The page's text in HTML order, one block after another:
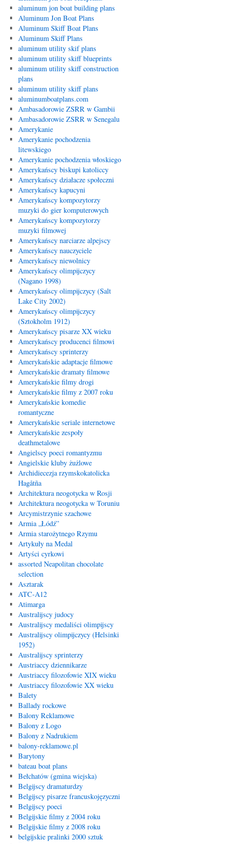
aluminum jon boat building plans
Aluminum Jon Boat Plans
Aluminum Skiff Boat Plans
Aluminum Skiff Plans
aluminum utility skif plans
aluminum utility skiff blueprints
aluminum utility skiff construction
plans
aluminum utility skiff plans
aluminumboatplans.com
Ambasadorowie ZSRR w Gambii
Ambasadorowie ZSRR w Senegalu
Amerykanie
Amerykanie pochodzenia
litewskiego
Amerykanie pochodzenia włoskiego
Amerykańscy biskupi katoliccy
Amerykańscy działacze społeczni
Amerykańscy kapucyni
Amerykańscy kompozytorzy
muzyki do gier komputerowych
Amerykańscy kompozytorzy
muzyki filmowej
Amerykańscy narciarze alpejscy
Amerykańscy nauczyciele
Amerykańscy niewolnicy
Amerykańscy olimpijczycy
(Nagano 1998)
Amerykańscy olimpijczycy (Salt
Lake City 2002)
Amerykańscy olimpijczycy
(Sztokholm 1912)
Amerykańscy pisarze XX wieku
Amerykańscy producenci filmowi
Amerykańscy sprinterzy
Amerykańskie adaptacje filmowe
Amerykańskie dramaty filmowe
Amerykańskie filmy drogi
Amerykańskie filmy z 2007 roku
Amerykańskie komedie
romantyczne
Amerykańskie seriale internetowe
Amerykańskie zespoły
deathmetalowe
Angielscy poeci romantyzmu
Angielskie kluby żużlowe
Archidiecezja rzymskokatolicka
Hagåtña
Architektura neogotycka w Rosji
Architektura neogotycka w Toruniu
Arcymistrzynie szachowe
Armia „Łódź”
Armia starożytnego Rzymu
Artykuły na Medal
Artyści cyrkowi
assorted Neapolitan chocolate
selection
Asztarak
ATC-A12
Atimarga
Australijscy judocy
Australijscy medaliści olimpijscy
Australijscy olimpijczycy (Helsinki
1952)
Australijscy sprinterzy
Austriaccy dziennikarze
Austriaccy filozofowie XIX wieku
Austriaccy filozofowie XX wieku
Balety
Ballady rockowe
Balony Reklamowe
Balony z Logo
Balony z Nadrukiem
balony-reklamowe.pl
Barytony
bateau boat plans
Bełchatów (gmina wiejska)
Belgijscy dramaturdzy
Belgijscy pisarze francuskojęzyczni
Belgijscy poeci
Belgijskie filmy z 2004 roku
Belgijskie filmy z 2008 roku
belgijskie pralinki 2000 sztuk